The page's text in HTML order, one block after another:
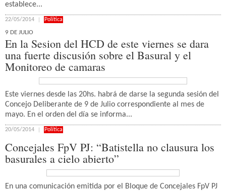
establece...
22/05/2014 Política
9 DE JULIO
En la Sesion del HCD de este viernes se dara
una fuerte discusión sobre el Basural y el
Monitoreo de camaras
Este viernes desde las 20hs. habrá de darse la segunda sesión del
Concejo Deliberante de 9 de Julio correspondiente al mes de
mayo. En el orden del día se informa...
20/05/2014 Política
Concejales FpV PJ: “Batistella no clausura los
basurales a cielo abierto”
En una comunicación emitida por el Bloque de Concejales FpV PJ